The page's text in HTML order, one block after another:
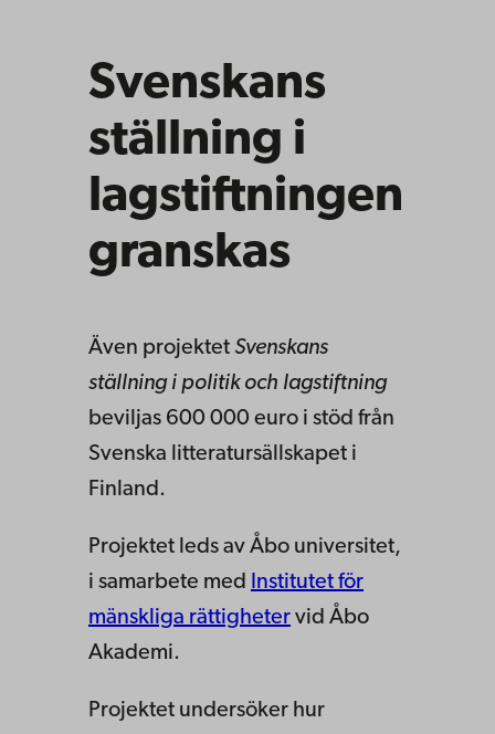
Svenskans
ställning i
lagstiftningen
granskas
Även projektet Svenskans
ställning i politik och lagstiftning
beviljas 600 000 euro i stöd från
Svenska litteratursällskapet i
Finland.
Projektet leds av Åbo universitet,
i samarbete med Institutet för
mänskliga rättigheter vid Åbo
Akademi.
Projektet undersöker hur